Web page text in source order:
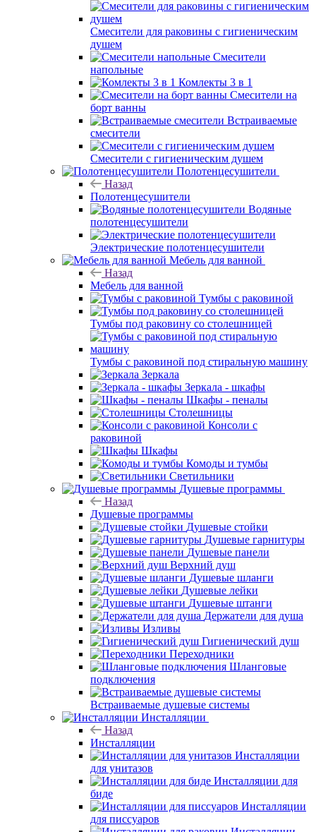
Смесители для раковины с гигиеническим
душем
Смесители
напольные
Комлекты 3 в 1
Смесители на
борт ванны
Встраиваемые
смесители
Смесители с гигиеническим душем
Полотенцесушители
Назад
Полотенцесушители
Водяные
полотенцесушители
Электрические полотенцесушители
Мебель для ванной
Назад
Мебель для ванной
Тумбы с раковиной
Тумбы под раковину со столешницей
Тумбы с раковиной под стиральную машину
Зеркала
Зеркала - шкафы
Шкафы - пеналы
Столешницы
Консоли с
раковиной
Шкафы
Комоды и тумбы
Светильники
Душевые программы
Назад
Душевые программы
Душевые стойки
Душевые гарнитуры
Душевые панели
Верхний душ
Душевые шланги
Душевые лейки
Душевые штанги
Держатели для душа
Изливы
Гигиенический душ
Переходники
Шланговые
подключения
Встраиваемые душевые системы
Инсталляции
Назад
Инсталляции
Инсталляции
для унитазов
Инсталляции для
биде
Инсталляции
для писсуаров